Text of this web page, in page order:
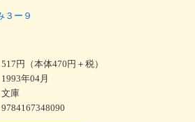
ー９
517円（本体470円＋税）
1993年04月
文庫
9784167348090